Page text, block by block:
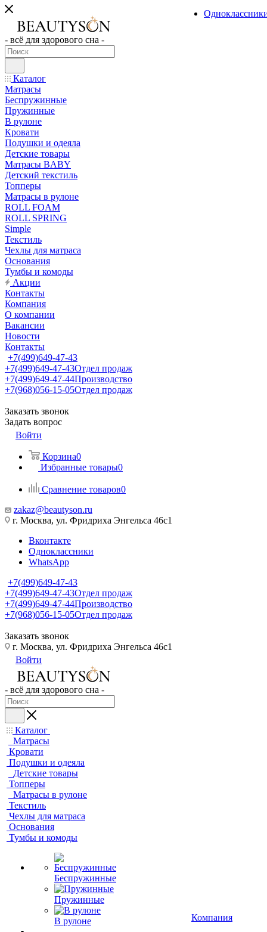
- всё для здорового сна -
Каталог
Матрасы
Беспружинные
Пружинные
В рулоне
Кровати
Подушки и одеяла
Детские товары
Матрасы BABY
Детский текстиль
Топперы
Матрасы в рулоне
ROLL FOAM
ROLL SPRING
Simple
Текстиль
Чехлы для матраса
Основания
Тумбы и комоды
Акции
Контакты
Компания
О компании
Вакансии
Новости
Контакты
+7(499)649-47-43
+7(499)649-47-43Отдел продаж
+7(499)649-47-44Производство
+7(968)056-15-05Отдел продаж
Заказать звонок
Задать вопрос
Войти
Корзина0
Избранные товары0
Сравнение товаров0
zakaz@beautyson.ru
г. Москва, ул. Фридриха Энгельса 46с1
Вконтакте
Одноклассники
WhatsApp
+7(499)649-47-43
+7(499)649-47-43Отдел продаж
+7(499)649-47-44Производство
+7(968)056-15-05Отдел продаж
Заказать звонок
г. Москва, ул. Фридриха Энгельса 46с1
Войти
- всё для здорового сна -
Каталог
Матрасы
Кровати
Подушки и одеяла
Детские товары
Топперы
Матрасы в рулоне
Текстиль
Чехлы для матраса
Основания
Тумбы и комоды
Беспружинные
Пружинные
В рулоне
Компания